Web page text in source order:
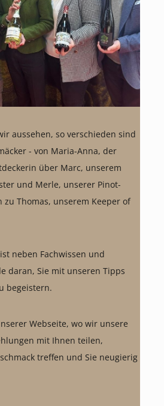
aussehen, so verschieden sind
- von Maria-Anna, der
über Marc, unserem
und Merle, unserer Pinot-
Thomas, unserem Keeper of
neben Fachwissen und
daran, Sie mit unseren Tipps
begeistern.
Webseite, wo wir unsere
mit Ihnen teilen,
treffen und Sie neugierig